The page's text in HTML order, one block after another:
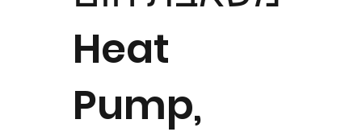
Heat
Pump,